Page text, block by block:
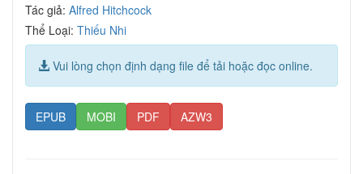
Tác giả: Alfred Hitchcock
Thể Loại: Thiếu Nhi
Vui lòng chọn định dạng file để tải hoặc đọc online.
EPUB MOBI PDF AZW3